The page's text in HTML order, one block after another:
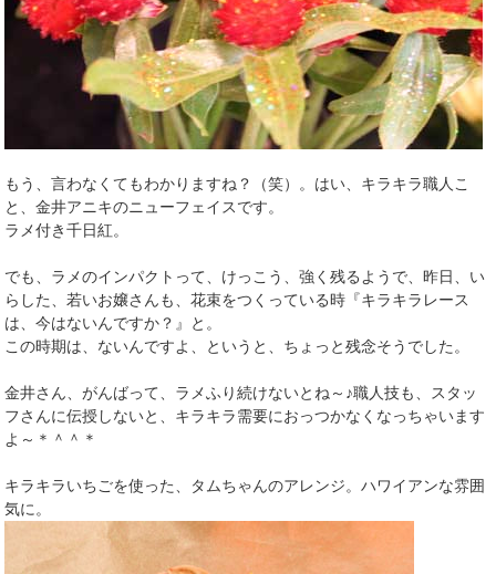
もう、言わなくてもわかりますね？（笑）。はい、キラキラ職人こ
と、金井アニキのニューフェイスです。
ラメ付き千日紅。
でも、ラメのインパクトって、けっこう、強く残るようで、昨日、い
らした、若いお嬢さんも、花束をつくっている時『キラキラレース
は、今はないんですか？』と。
この時期は、ないんですよ、というと、ちょっと残念そうでした。
金井さん、がんばって、ラメふり続けないとね～♪職人技も、スタッ
フさんに伝授しないと、キラキラ需要におっつかなくなっちゃいます
よ～＊＾＾＊
キラキラいちごを使った、タムちゃんのアレンジ。ハワイアンな雰囲
気に。